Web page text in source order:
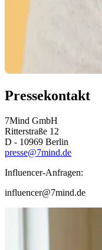
Pressekontakt
7Mind GmbH
Ritterstraße 12
D - 10969 Berlin
presse@7mind.de
Influencer-Anfragen:
influencer@7mind.de